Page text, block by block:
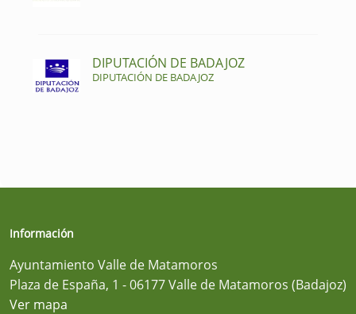
DIPUTACIÓN DE BADAJOZ
DIPUTACIÓN DE BADAJOZ
Información
Ayuntamiento Valle de Matamoros
Plaza de España, 1 - 06177 Valle de Matamoros (Badajoz)
Ver mapa